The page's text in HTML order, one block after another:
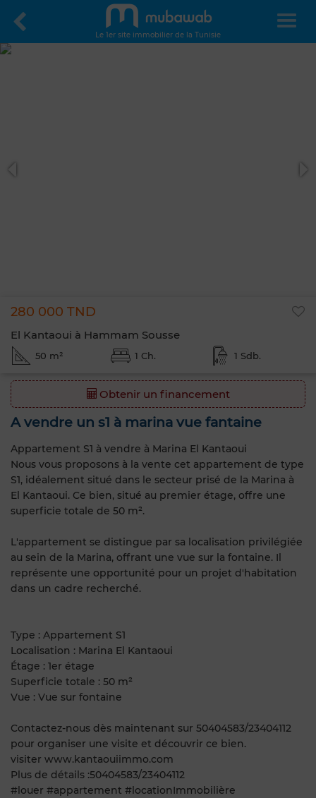
Le 1er site immobilier de la Tunisie
280 000 TND
El Kantaoui à Hammam Sousse
50 m² 1 Ch. 1 Sdb.
Obtenir un financement
A vendre un s1 à marina vue fantaine
Appartement S1 à vendre à Marina El Kantaoui
Nous vous proposons à la vente cet appartement de type
S1, idéalement situé dans le secteur prisé de la Marina à
El Kantaoui. Ce bien, situé au premier étage, offre une
superficie totale de 50 m².
L'appartement se distingue par sa localisation privilégiée
au sein de la Marina, offrant une vue sur la fontaine. Il
représente une opportunité pour un projet d'habitation
dans un cadre recherché.
Type : Appartement S1
Localisation : Marina El Kantaoui
Étage : 1er étage
Superficie totale : 50 m²
Vue : Vue sur fontaine
Contactez-nous dès maintenant sur 50404583/23404112
pour organiser une visite et découvrir ce bien.
visiter www.kantaouiimmo.com
Plus de détails :50404583/23404112
#louer #appartement #locationImmobilière